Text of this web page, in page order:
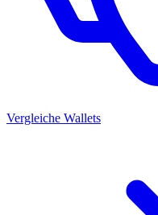
Vergleiche Wallets